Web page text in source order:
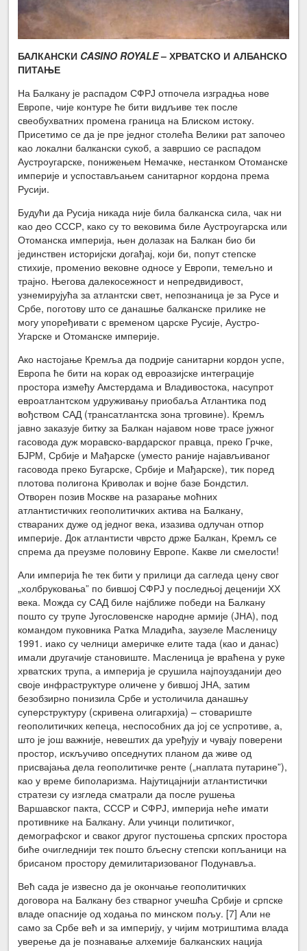
БАЛКАНСКИ CASINO ROYALE– ХРВАТСКО И АЛБАНСКО
ПИТАЊЕ
На Балкану је распадом СФРЈ отпочела изградња нове
Европе, чије контуре ће бити видљиве тек после
свеобухватних промена граница на Блиском истоку.
Присетимо се да је пре једног столећа Велики рат започео
као локални балкански сукоб, а завршио се распадом
Аустроугарске, понижењем Немачке, нестанком Отоманске
империје и успостављањем санитарног кордона према
Русији.
Будући да Русија никада није била балканска сила, чак ни
као део СССР, како су то вековима биле Аустроугарска или
Отоманска империја, њен долазак на Балкан био би
јединствен историјски догађај, који би, попут степске
стихије, променио вековне односе у Европи, темељно и
трајно. Његова далекосежност и непредвидивост,
узнемирујућа за атлантски свет, непознаница је за Русе и
Србе, поготову што се данашње балканске прилике не
могу упоређивати с временом царске Русије, Аустро-
Угарске и Отоманске империје.
Ако настојање Кремља да подрије санитарни кордон успе,
Европа ће бити на корак од евроазијске интеграције
простора између Амстердама и Владивостока, насупрот
евроатлантском удруживању приобаља Атлантика под
вођством САД (трансатлантска зона трговине). Кремљ
јавно заказује битку за Балкан најавом нове трасе јужног
гасовода дуж моравско-вардарског правца, преко Грчке,
БЈРМ, Србије и Мађарске (уместо раније најављиваног
гасовода преко Бугарске, Србије и Мађарске), тик поред
плотова полигона Криволак и војне базе Бондстил.
Отворен позив Москве на разарање моћних
атлантистичких геополитичких актива на Балкану,
ствараних дуже од једног века, изазива одлучан отпор
империје. Док атлантисти чврсто држе Балкан, Кремљ се
спрема да преузме половину Европе. Какве ли смелости!
Али империја ће тек бити у прилици да сагледа цену свог
„холбруковања” по бившој СФРЈ у последњој деценији ХХ
века. Можда су САД биле најближе победи на Балкану
пошто су трупе Југословенске народне армије (ЈНА), под
командом пуковника Ратка Младића, заузеле Масленицу
1991. иако су челници америчке елите тада (као и данас)
имали другачије становиште. Масленица је враћена у руке
хрватских трупа, а империја је срушила најпоузданији део
своје инфраструктуре оличене у бившој ЈНА, затим
безобзирно понизила Србе и устоличила данашњу
суперструктуру (скривена олигархија) – стовариште
геополитичких кепеца, неспособних да јој се успротиве, а,
што је још важније, невештих да уређују и чувају поверени
простор, искључиво опседнутих планом да живе од
присвајања дела геополитичке ренте („наплата путарине”),
као у време биполаризма. Најутицајнији атлантистички
стратези су изгледа сматрали да после рушења
Варшавског пакта, СССР и СФРЈ, империја неће имати
противнике на Балкану. Али учинци политичког,
демографског и сваког другог пустошења српских простора
биће очигледнији тек пошто бљесну степски копљаници на
брисаном простору демилитаризованог Подунавља.
Већ сада је извесно да је окончање геополитичких
договора на Балкану без стварног учешћа Србије и српске
владе опасније од ходања по минском пољу. [7] Али не
само за Србе већ и за империју, у чијим мотриштима влада
уверење да је познавање алхемије балканских нација